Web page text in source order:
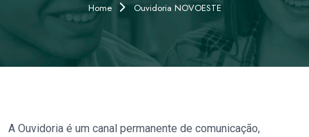
Home Ouvidoria NOVOESTE
A Ouvidoria é um canal permanente de comunicação,